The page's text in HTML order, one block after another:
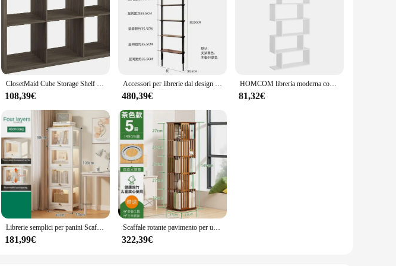
ClosetMaid Cube Storage Shelf Organizer scaffale aperto sul retro verticale orizzontale facile da montare mobili in legno con finitura bianca
108,39€
Accessori per librerie dal design moderno Camera da letto creativa per interni Portariviste Organizzatore Organizzatore Scrivania Mobili industriali
480,39€
HOMCOM libreria moderna con 6 ripiani 80x23x192 cm bianco
81,32€
Librerie semplici per panini Scaffale angolare creativo Parete del soggiorno in acrilico Armadietto di stoccaggio stretto Mobili per soggiorno domestico Z
181,99€
Scaffale rotante pavimento per uso domestico Shnitureelf semplice scaffale per libri scaffale multistrato libreria headboard etagere rangemen
322,39€